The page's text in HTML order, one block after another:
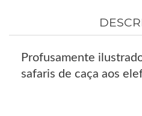
Profusamente
safaris de caça aos